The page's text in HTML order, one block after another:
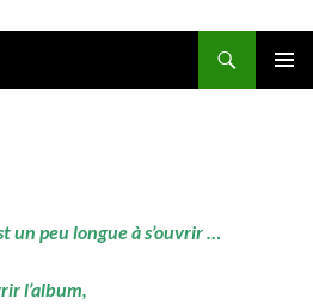
un peu longue à s’ouvrir …
l’album,